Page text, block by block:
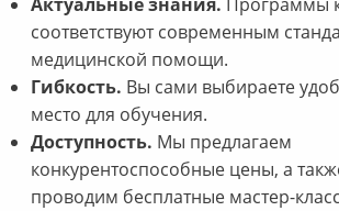
соответствуют современным
медицинской помощи.
Гибкость. Вы сами выбираете
место для обучения.
Доступность. Мы предлагаем
конкурентоспособные цены, а
проводим бесплатные мастер-